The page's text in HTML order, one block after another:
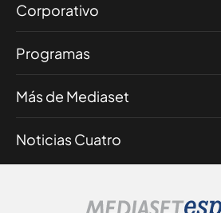
Corporativo
Programas
Más de Mediaset
Noticias Cuatro